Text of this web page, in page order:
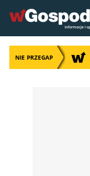
NIE PRZEGAP